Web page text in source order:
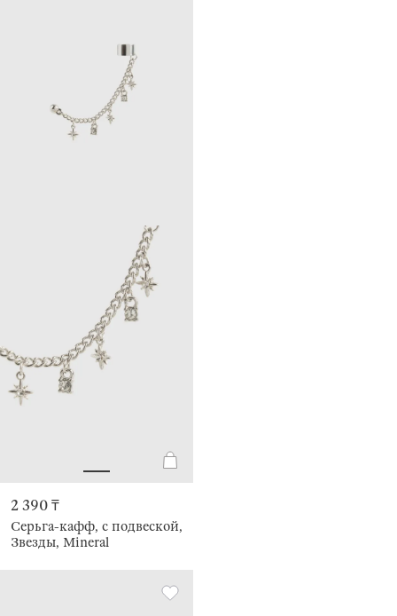
2 390 ₸
Серьга-кафф, с подвеской,
Звезды, Mineral